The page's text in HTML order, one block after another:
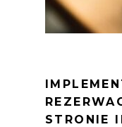
STRONIE